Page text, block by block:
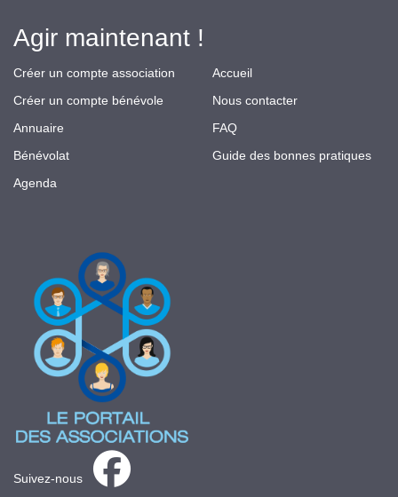
Suivez-nous
Agir maintenant !
Créer un compte association
Créer un compte bénévole
Annuaire
Bénévolat
Agenda
Accueil
Nous contacter
FAQ
Guide des bonnes pratiques